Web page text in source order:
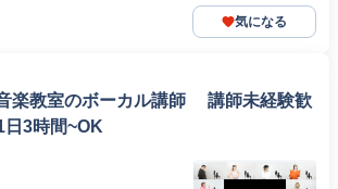
気になる
音楽教室のボーカル講師 講師未経験歓
3時間~OK